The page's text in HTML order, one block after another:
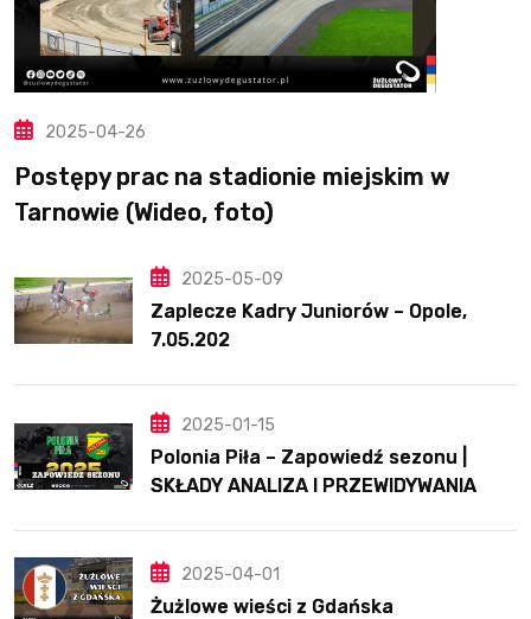
2025-04-26
Postępy prac na stadionie miejskim w
Tarnowie (Wideo, foto)
2025-05-09
Zaplecze Kadry Juniorów – Opole,
7.05.202
2025-01-15
Polonia Piła – Zapowiedź sezonu |
SKŁADY ANALIZA I PRZEWIDYWANIA
2025-04-01
Żużlowe wieści z Gdańska